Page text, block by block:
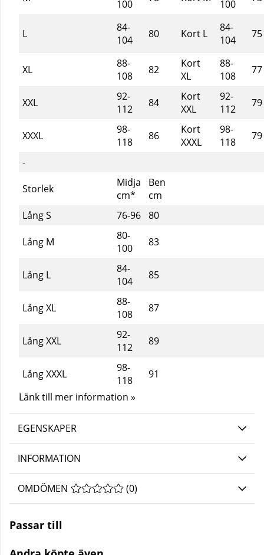
100 100
L
84-
104
80 Kort L
84-
104
75
XL
88-
108
82
Kort
XL
88-
108
77
XXL
92-
112
84
Kort
XXL
92-
112
79
XXXL
98-
118
86
Kort
XXXL
98-
118
79
-
Storlek
Midja
cm*
Ben
cm
Lång S
76-96 80
Lång M
80-
100
83
Lång L
84-
104
85
Lång XL
88-
108
87
Lång XXL
92-
112
89
Lång XXXL
98-
118
91
Länk till mer information »
EGENSKAPER
INFORMATION
OMDÖMEN MEDELBETYG 0 AV 5 ANTAL BETYG 0
(0)
Passar till